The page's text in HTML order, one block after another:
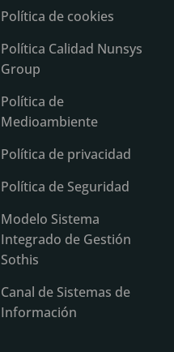
Política de cookies
Política Calidad Nunsys
Group
Política de
Medioambiente
Política de privacidad
Política de Seguridad
Modelo Sistema
Integrado de Gestión
Sothis
Canal de Sistemas de
Información